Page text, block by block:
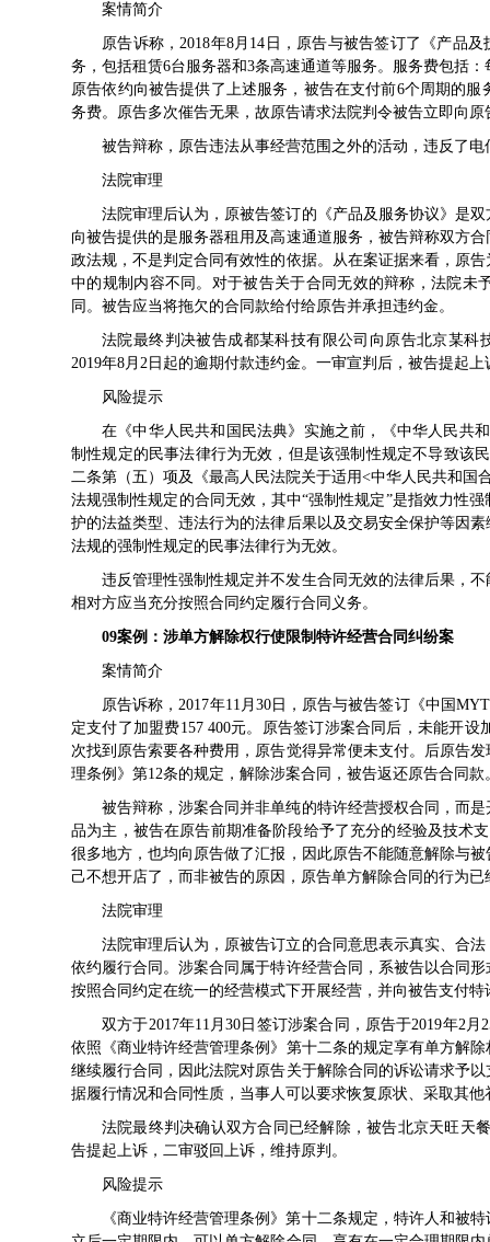
案情简介
原告诉称，2018年8月14日，原告与被告签订了《产品
务，包括租赁6台服务器和3条高速通道等服务。服务费包括
原告依约向被告提供了上述服务，被告在支付前6个周期的
务费。原告多次催告无果，故原告请求法院判令被告立即向
被告辩称，原告违法从事经营范围之外的活动，违反了
法院审理
法院审理后认为，原被告签订的《产品及服务协议》是
向被告提供的是服务器租用及高速通道服务，被告辩称双方
政法规，不是判定合同有效性的依据。从在案证据来看，原
中的规制内容不同。对于被告关于合同无效的辩称，法院
同。被告应当将拖欠的合同款给付给原告并承担违约金。
法院最终判决被告成都某科技有限公司向原告北京某科
2019年8月2日起的逾期付款违约金。一审宣判后，被告提起
风险提示
在《中华人民共和国民法典》实施之前，《中华人民共
制性规定的民事法律行为无效，但是该强制性规定不导致该
二条第（五）项及《最高人民法院关于适用<中华人民共和
法规强制性规定的合同无效，其中“强制性规定”是指效力性
护的法益类型、违法行为的法律后果以及交易安全保护等因
法规的强制性规定的民事法律行为无效。
违反管理性强制性规定并不发生合同无效的法律后果，
相对方应当充分按照合同约定履行合同义务。
09案例： 涉单方解除权行使限制特许经营合同纠纷案
案情简介
原告诉称，2017年11月30日，原告与被告签订《中国
定支付了加盟费157 400元。原告签订涉案合同后，未能开
次找到原告索要各种费用，原告觉得异常便未支付。后原告
理条例》第12条的规定，解除涉案合同，被告返还原告合同款
被告辩称，涉案合同并非单纯的特许经营授权合同，而
品为主，被告在原告前期准备阶段给予了充分的经验及技术
很多地方，也均向原告做了汇报，因此原告不能随意解除与
己不想开店了，而非被告的原因，原告单方解除合同的行为
法院审理
法院审理后认为，原被告订立的合同意思表示真实、合
依约履行合同。涉案合同属于特许经营合同，系被告以合同
按照合同约定在统一的经营模式下开展经营，并向被告支付特
双方于2017年11月30日签订涉案合同，原告于2019年2
依照《商业特许经营管理条例》第十二条的规定享有单方解
继续履行合同，因此法院对原告关于解除合同的诉讼请求予
据履行情况和合同性质，当事人可以要求恢复原状、采取其
法院最终判决确认双方合同已经解除，被告北京天旺天
告提起上诉，二审驳回上诉，维持原判。
风险提示
《商业特许经营管理条例》第十二条规定，特许人和被